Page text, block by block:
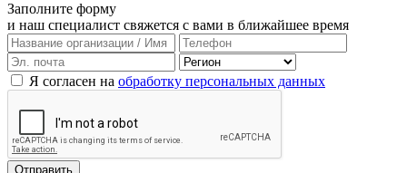
Заполните форму
и наш специалист свяжется с вами в ближайшее время
Я согласен на обработку персональных данных
Отправить